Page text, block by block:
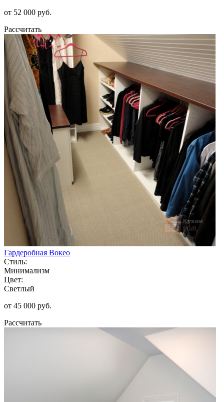
от 52 000 руб.
Рассчитать
Гардеробная Вокео
Стиль:
Минимализм
Цвет:
Светлый
от 45 000 руб.
Рассчитать